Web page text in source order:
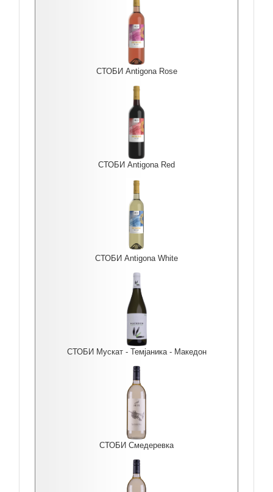
СТОБИ Antigona Rоse
СТОБИ Antigona Red
СТОБИ Antigona White
СТОБИ Мускат - Темјаника - Македон
СТОБИ Смедеревка